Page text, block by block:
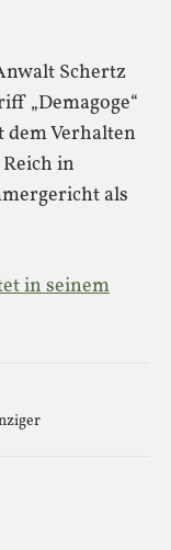
Schertz
„Demagoge“
Verhalten
in
als
in seinem